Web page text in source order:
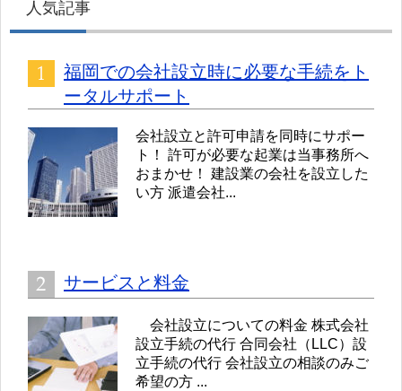
人気記事
福岡での会社設立時に必要な手続をト
ータルサポート
会社設立と許可申請を同時にサポー
ト！ 許可が必要な起業は当事務所へ
おまかせ！ 建設業の会社を設立した
い方 派遣会社...
サービスと料金
会社設立についての料金 株式会社
設立手続の代行 合同会社（LLC）設
立手続の代行 会社設立の相談のみご
希望の方 ...